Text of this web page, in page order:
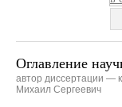
Оглавление
автор диссертации —
Михаил Сергеевич